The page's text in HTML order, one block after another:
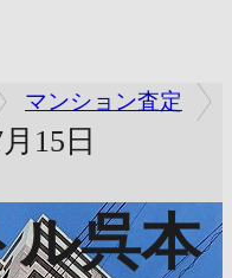
マンション査定
15日
ル呉本